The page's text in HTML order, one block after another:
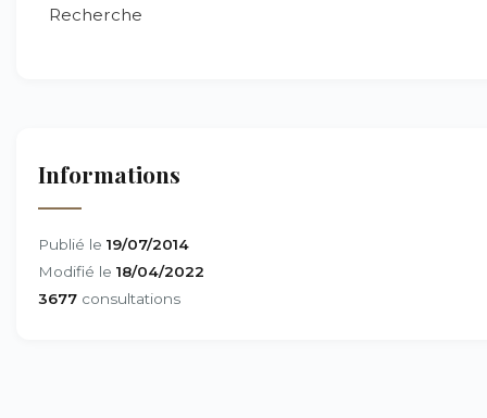
Recherche
Informations
Publié le 19/07/2014
Modifié le 18/04/2022
3677 consultations